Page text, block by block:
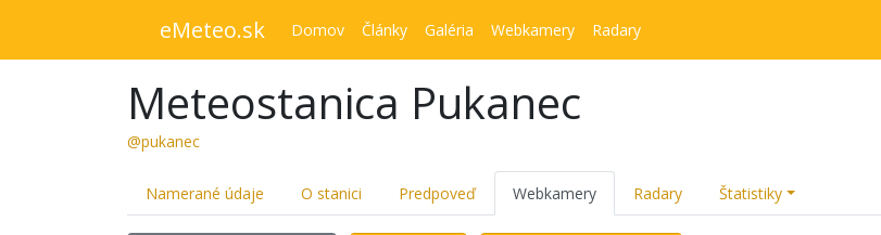
eMeteo.sk Domov Články Galéria Webkamery Radary
Meteostanica Pukanec
@pukanec
Namerané údaje O stanici Predpoveď Webkamery Radary Štatistiky